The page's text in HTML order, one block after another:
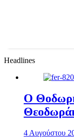
Headlines
Ο
4 Αυγούστου